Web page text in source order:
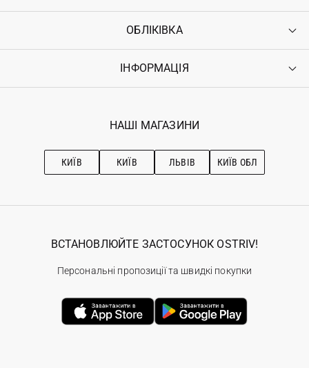
Контакти
Повернення
Гарантія
ОБЛІКІВКА
Увійти
Ostriv Club+
ІНФОРМАЦІЯ
Наші магазини
Рекомендації з догляду
НАШІ МАГАЗИНИ
КИЇВ КИЇВ ЛЬВІВ КИЇВ ОБЛ
ВСТАНОВЛЮЙТЕ ЗАСТОСУНОК OSTRIV!
Персональні пропозиції та швидкі покупки